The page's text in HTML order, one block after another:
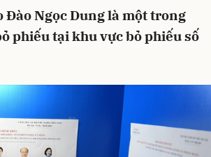
Đào Ngọc Dung là một trong
phiếu tại khu vực bỏ phiếu số